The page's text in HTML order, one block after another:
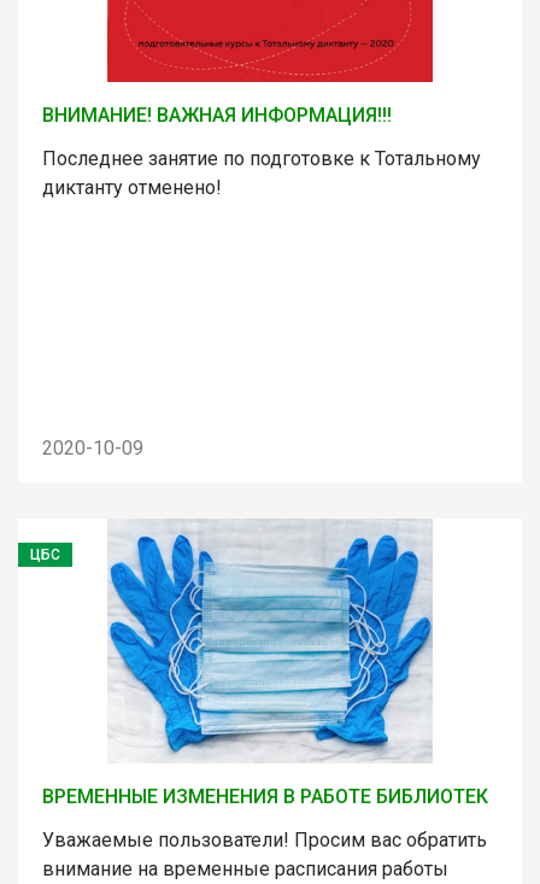
ВНИМАНИЕ! ВАЖНАЯ ИНФОРМАЦИЯ!!!
Последнее занятие по подготовке к Тотальному
диктанту отменено!
2020-10-09
ЦБС
ВРЕМЕННЫЕ ИЗМЕНЕНИЯ В РАБОТЕ БИБЛИОТЕК
Уважаемые пользователи! Просим вас обратить
внимание на временные расписания работы